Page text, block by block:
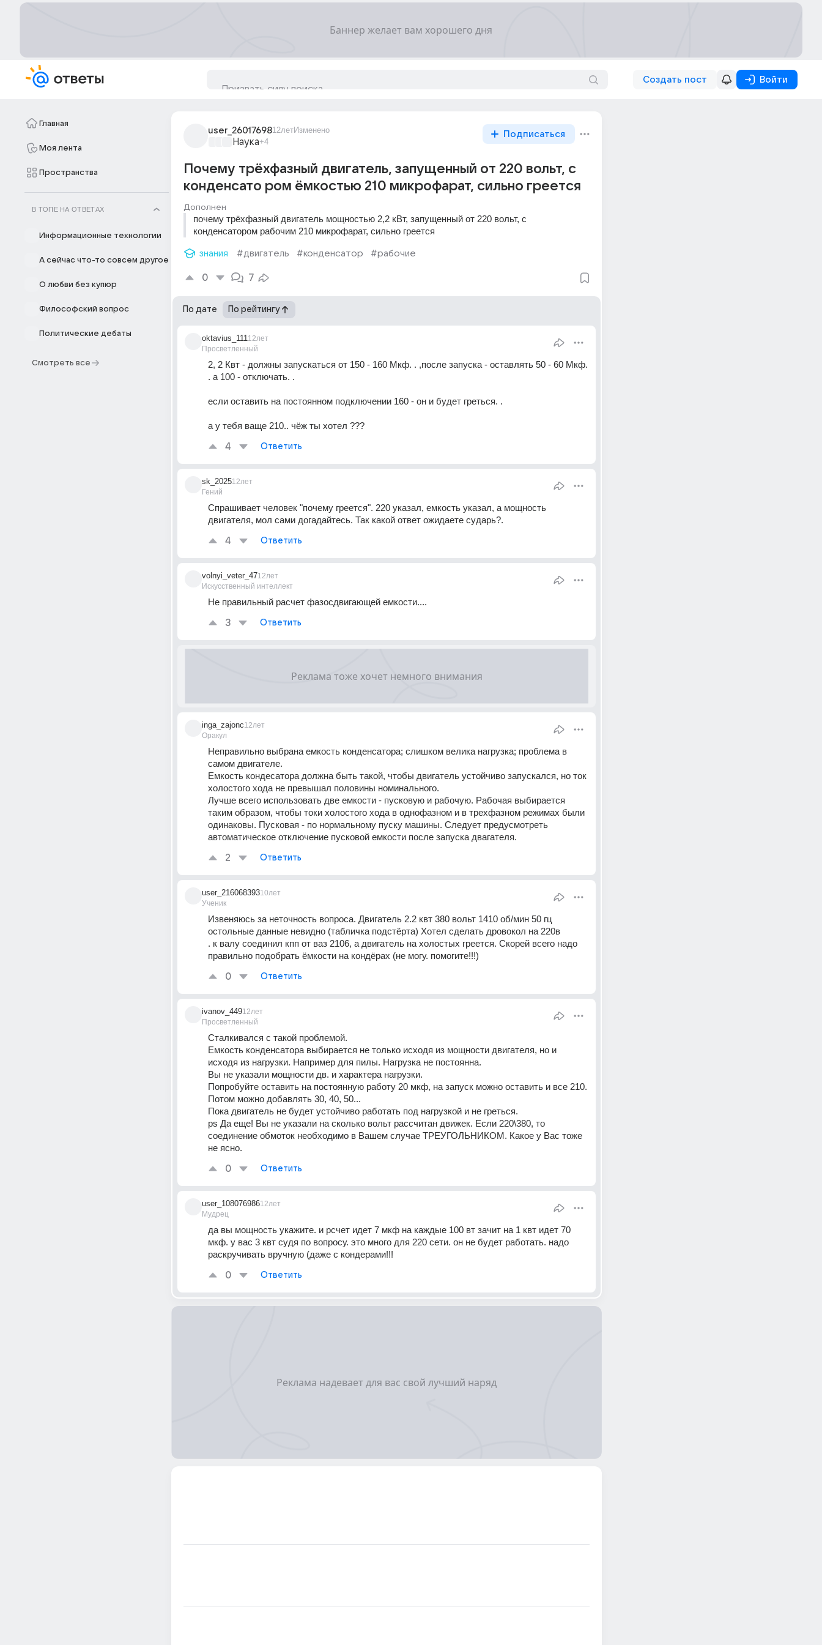
Создать пост Войти
Главная
Моя лента
Пространства
В ТОПЕ НА ОТВЕТАХ
Информационные технологии
А сейчас что-то совсем другое
О любви без купюр
Философский вопрос
Политические дебаты
Смотреть все
user_2601769812летИзменено
Наука+4
Подписаться
Почему трёхфазный двигатель, запущенный от 220 вольт, с
конденсато ром ёмкостью 210 микрофарат, сильно греется
Дополнен
почему трёхфазный двигатель мощностью 2,2 кВт, запущенный от 220 вольт, с
конденсатором рабочим 210 микрофарат, сильно греется
знания #двигатель #конденсатор #рабочие
0 7
По дате По рейтингу
oktavius_111
Просветленный
12лет
2, 2 Квт - должны запускаться от 150 - 160 Мкф. . ,после запуска - оставлять 50 - 60 Мкф.
. а 100 - отключать. .
если оставить на постоянном подключении 160 - он и будет греться. .
а у тебя ваще 210.. чёж ты хотел ???
4 Ответить
sk_2025
Гений
12лет
Спрашивает человек "почему греется". 220 указал, емкость указал, а мощность
двигателя, мол сами догадайтесь. Так какой ответ ожидаете сударь?.
4 Ответить
volnyi_veter_47
Искусственный интеллект
12лет
Не правильный расчет фазосдвигающей емкости....
3 Ответить
inga_zajonc
Оракул
12лет
Неправильно выбрана емкость конденсатора; слишком велика нагрузка; проблема в
самом двигателе.
Емкость кондесатора должна быть такой, чтобы двигатель устойчиво запускался, но ток
холостого хода не превышал половины номинального.
Лучше всего использовать две емкости - пусковую и рабочую. Рабочая выбирается
таким образом, чтобы токи холостого хода в однофазном и в трехфазном режимах были
одинаковы. Пусковая - по нормальному пуску машины. Следует предусмотреть
автоматическое отключение пусковой емкости после запуска двагателя.
2 Ответить
user_216068393
Ученик
10лет
Извеняюсь за неточность вопроса. Двигатель 2.2 квт 380 вольт 1410 об/мин 50 гц
остольные данные невидно (табличка подстёрта) Хотел сделать дровокол на 220в
. к валу соединил кпп от ваз 2106, а двигатель на холостых греется. Скорей всего надо
правильно подобрать ёмкости на кондёрах (не могу. помогите!!!)
0 Ответить
ivanov_449
Просветленный
12лет
Сталкивался с такой проблемой.
Емкость конденсатора выбирается не только исходя из мощности двигателя, но и
исходя из нагрузки. Например для пилы. Нагрузка не постоянна.
Вы не указали мощности дв. и характера нагрузки.
Попробуйте оставить на постоянную работу 20 мкф, на запуск можно оставить и все 210.
Потом можно добавлять 30, 40, 50...
Пока двигатель не будет устойчиво работать под нагрузкой и не греться.
ps Да еще! Вы не указали на сколько вольт рассчитан движек. Если 220\380, то
соединение обмоток необходимо в Вашем случае ТРЕУГОЛЬНИКОМ. Какое у Вас тоже
не ясно.
0 Ответить
user_108076986
Мудрец
12лет
да вы мощность укажите. и рсчет идет 7 мкф на каждые 100 вт зачит на 1 квт идет 70
мкф. у вас 3 квт судя по вопросу. это много для 220 сети. он не будет работать. надо
раскручивать вручную (даже с кондерами!!!
0 Ответить